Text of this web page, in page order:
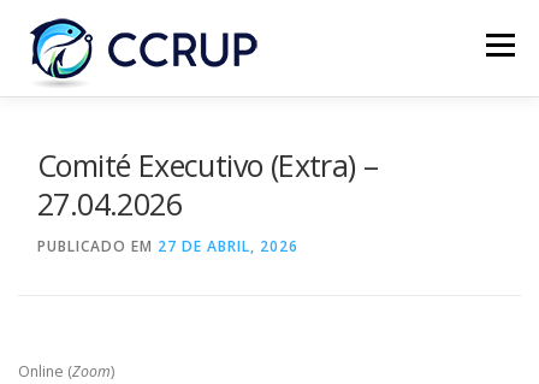
Menu
Comité Executivo (Extra) –
27.04.2026
PUBLICADO EM 27 DE ABRIL, 2026
Online (Zoom)